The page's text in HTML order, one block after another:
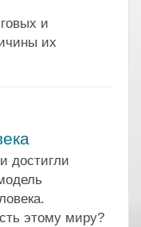
и
их
достигли
этому миру?